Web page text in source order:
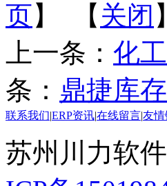
页】 【 关闭 】
上一条： 化
条： 鼎捷库
联系我们|ERP资讯|在线留言|友
苏州川力软